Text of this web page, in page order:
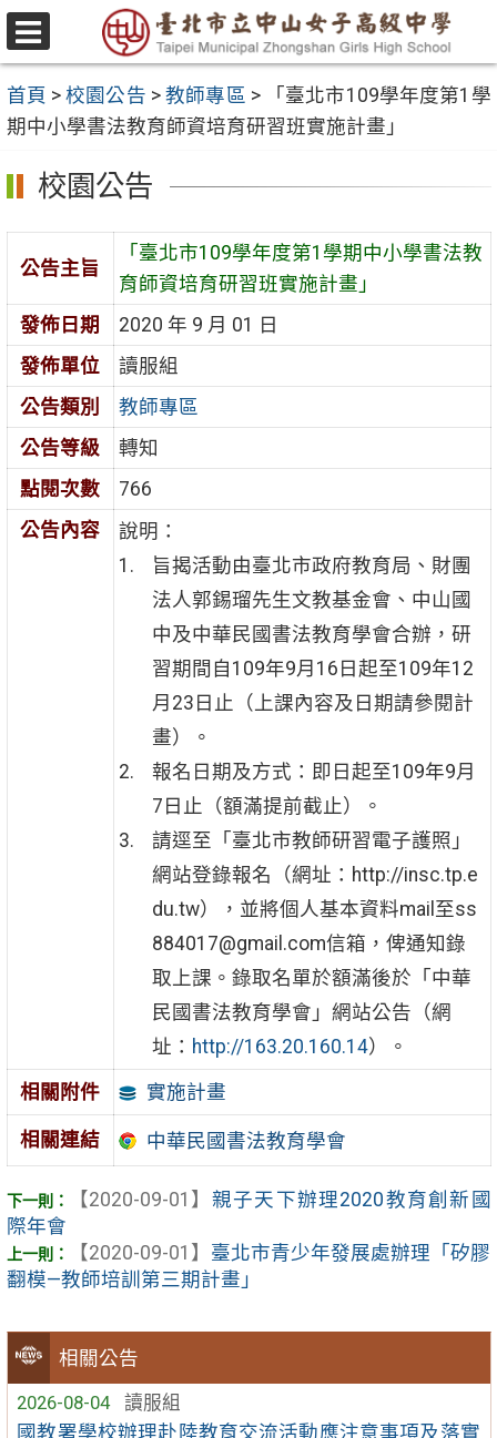
跳
至
要
內
容
區
選
單
首頁 >校園公告 >教師專區 >
「臺北市109學年度第1學
期中小學書法教育師資培育研習班實施計畫」
相關公告
2026-08-04
讀服組
國教署學校辦理赴陸教育交流活動應注意事項及落實
校園公告
公告主旨
「臺北市109學年度第1學期中小學書法教
育師資培育研習班實施計畫」
發佈日期
2020 年 9 月 01 日
發佈單位
讀服組
公告類別
教師專區
公告等級
轉知
點閱次數
766
公告內容
說明：
旨揭活動由臺北市政府教育局、財團
法人郭錫瑠先生文教基金會、中山國
中及中華民國書法教育學會合辦，研
習期間自109年9月16日起至109年12
月23日止（上課內容及日期請參閱計
畫）。
報名日期及方式：即日起至109年9月
7日止（額滿提前截止）。
請逕至「臺北市教師研習電子護照」
網站登錄報名（網址：http://insc.tp.e
du.tw），並將個人基本資料mail至ss
884017@gmail.com信箱，俾通知錄
取上課。錄取名單於額滿後於「中華
民國書法教育學會」網站公告（網
址： http://163.20.160.14）。
相關附件 實施計畫
相關連結 中華民國書法教育學會
【2020-09-01】 親子天下辦理2020教育創新國
際年會
【2020-09-01】 臺北市青少年發展處辦理「矽膠
翻模—教師培訓第三期計畫」